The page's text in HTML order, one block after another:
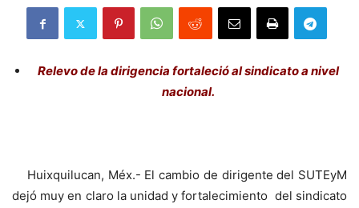
Relevo de la dirigencia fortaleció al sindicato a nivel
nacional.
Huixquilucan, Méx.- El cambio de dirigente del SUTEyM
dejó muy en claro la unidad y fortalecimiento del sindicato